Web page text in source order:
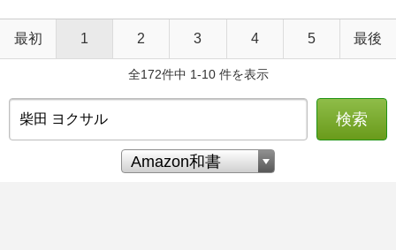
最初 1 2 3 4 5 最後
全172件中 1-10 件を表示
検索